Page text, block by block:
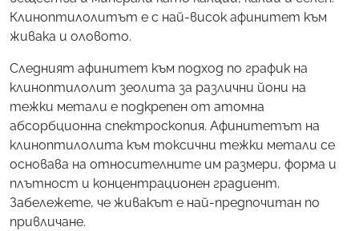
Клиноптилолитът е с най-висок афинитет към
живака и оловото.
Следният афинитет към подход по график на
клиноптилолит зеолита за различни йони на
тежки метали е подкрепен от атомна
абсорбционна спектроскопия. Афинитетът на
клиноптилолита към токсични тежки метали се
основава на относителните им размери, форма и
плътност и концентрационен градиент.
Забележете, че живакът е най-предпочитан по
привличане.